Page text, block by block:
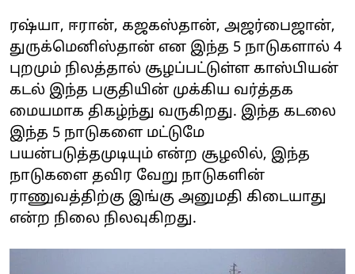
ரஷ்யா, ஈரான், கஜகஸ்தான், அஜர்பைஜான்,
துருக்மெனிஸ்தான் என இந்த 5 நாடுகளால் 4
புறமும் நிலத்தால் சூழப்பட்டுள்ள காஸ்பியன்
கடல் இந்த பகுதியின் முக்கிய வர்த்தக
மையமாக திகழ்ந்து வருகிறது. இந்த கடலை
இந்த 5 நாடுகளை மட்டுமே
பயன்படுத்தமுடியும் என்ற சூழலில், இந்த
நாடுகளை தவிர வேறு நாடுகளின்
ராணுவத்திற்கு இங்கு அனுமதி கிடையாது
என்ற நிலை நிலவுகிறது.